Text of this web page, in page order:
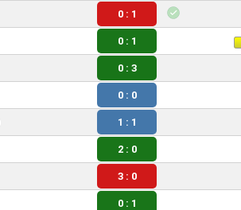
0 : 1
0 : 1
0 : 3
0 : 0
1 : 1
2 : 0
3 : 0
0 : 1